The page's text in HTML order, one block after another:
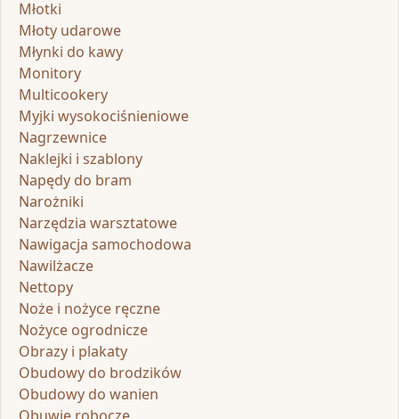
Młotki
Młoty udarowe
Młynki do kawy
Monitory
Multicookery
Myjki wysokociśnieniowe
Nagrzewnice
Naklejki i szablony
Napędy do bram
Narożniki
Narzędzia warsztatowe
Nawigacja samochodowa
Nawilżacze
Nettopy
Noże i nożyce ręczne
Nożyce ogrodnicze
Obrazy i plakaty
Obudowy do brodzików
Obudowy do wanien